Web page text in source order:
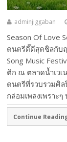
adminjiggaban
Season Of Love
ดนตรีดี๊ดีสุดชิลกับ
Song Music
ติก ณ ตลาดน้ำเวเ
ดนตรีที่รวบรวมศิ
กล่อมเพลงเพราะ
Continue